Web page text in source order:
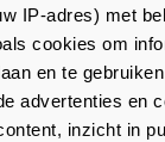
IP-adres) met
cookies om
en te
advertenties en
inzicht in
het nieuws
te
grens